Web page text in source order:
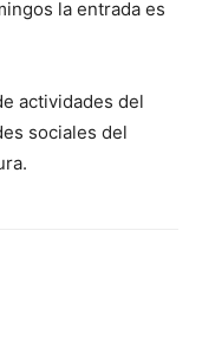
la entrada es
actividades del
sociales del